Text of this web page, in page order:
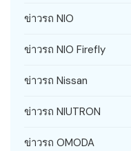
ข่าวรถ NIO
ข่าวรถ NIO Firefly
ข่าวรถ Nissan
ข่าวรถ NIUTRON
ข่าวรถ OMODA